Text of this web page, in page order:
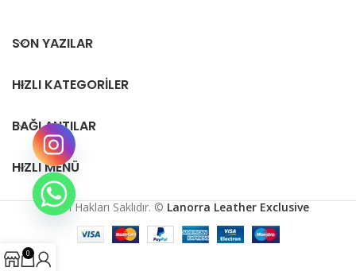
SON YAZILAR
HIZLI KATEGORILER
BAĞLANTILAR
HIZLI MENÜ
Tüm Hakları Saklıdır. © Lanorra Leather Exclusive
0